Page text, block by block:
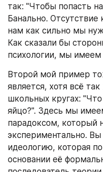
так: "Чтобы попасть
Банально.
нам как сильно мы
Как сказали бы
психологии, мы имеем
Второй мой пример
является, хотя всё
школьных кругах:
яйцо?". Здесь мы
парадоксом, который
экспериментально.
идеологию, которая
основании её